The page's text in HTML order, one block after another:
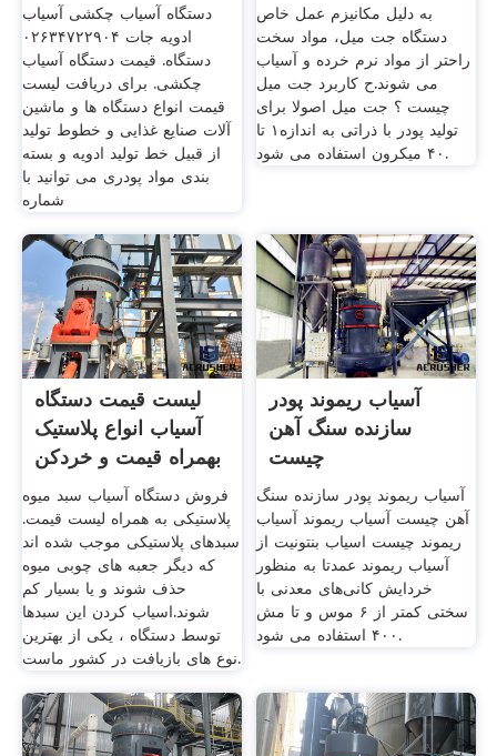
دستگاه آسیاب چکشی آسیاب
ادویه جات ۰۲۶۳۴۷۲۲۹۰۴
دستگاه. قیمت دستگاه آسیاب
چکشی. برای دریافت لیست
قیمت انواع دستگاه ها و ماشین
آلات صنایع غذایی و خطوط تولید
از قبیل خط تولید ادویه و بسته
بندی مواد پودری می توانید با
شماره
به دلیل مکانیزم عمل خاص
دستگاه جت میل، مواد سخت
راحتر از مواد نرم خرده و آسیاب
می شوند.ح کاربرد جت میل
چیست ؟ جت میل اصولا برای
تولید پودر با ذراتی به اندازه۱ تا
۴۰ میکرون استفاده می شود.
لیست قیمت دستگاه
آسیاب انواع پلاستیک
بهمراه قیمت و خردکن
فروش دستگاه آسیاب سبد میوه
پلاستیکی به همراه لیست قیمت.
سبدهای پلاستیکی موجب شده اند
که دیگر جعبه های چوبی میوه
حذف شوند و یا بسیار کم
شوند.اسیاب کردن این سبدها
توسط دستگاه ، یکی از بهترین
نوع های بازیافت در کشور ماست.
آسیاب ریموند پودر
سازنده سنگ آهن
چیست
آسیاب ریموند پودر سازنده سنگ
آهن چیست آسیاب ریموند آسیاب
ریموند چیست اسیاب بنتونیت از
آسیاب ریموند عمدتا به منظور
خردایش کانی‌های معدنی با
سختی کمتر از ۶ موس و تا مش
۴۰۰ استفاده می ‌شود.